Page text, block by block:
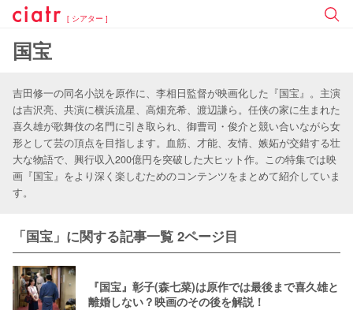
[ シアター ]
国宝
吉田修一の同名小説を原作に、李相日監督が映画化した『国宝』。主演
は吉沢亮、共演に横浜流星、高畑充希、渡辺謙ら。任侠の家に生まれた
喜久雄が歌舞伎の名門に引き取られ、御曹司・俊介と競い合いながら女
形として芸の頂点を目指します。血筋、才能、友情、嫉妬が交錯する壮
大な物語で、興行収入200億円を突破した大ヒット作。この特集では映
画『国宝』をより深く楽しむためのコンテンツをまとめて紹介していま
す。
「国宝」に関する記事一覧 2ページ目
『国宝』彰子(森七菜)は原作では最後まで喜久雄と
離婚しない？映画のその後を解説！